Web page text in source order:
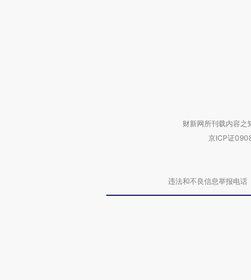
财新网所刊载内容之
京ICP证
违法和不良信息举报电